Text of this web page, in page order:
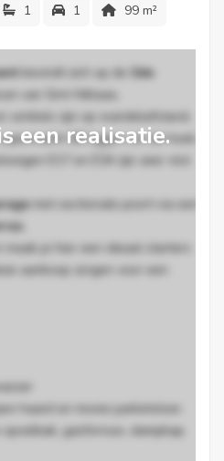
1 1 99 m²
een realisatie.
bevindt zich op de
3de
van Sint-Niklaas,
winkels zijn op wandelafstand,
GB liggen om de hoek.
E17 en E34 zijn zeer vlot
met sectionale poort via een
je hier een ideaal starters
aankoop zorgen voor een
haard en mooie parketvloer.
spoelbak, gasfornuis, dampkap.